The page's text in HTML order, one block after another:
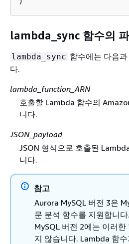
lambda_sync 함수의
lambda_sync 함수에는 다음
다.
lambda_function_ARN
호출할 Lambda 함수의
니다.
JSON_payload
JSON 형식으로 호출된
니다.
참고
Aurora MySQL 버전 3은
문 분석 함수를 지원합니
MySQL 버전 2에는 이러
지 않습니다. Lambda 함